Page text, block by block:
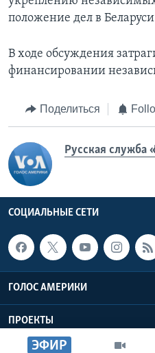
ЭФИР
положение дел в
В ходе обсуждения
финансировании
Поделиться
Русская служба
СОЦИАЛЬНЫЕ СЕТИ
ГОЛОС АМЕРИКИ
ПРОЕКТЫ